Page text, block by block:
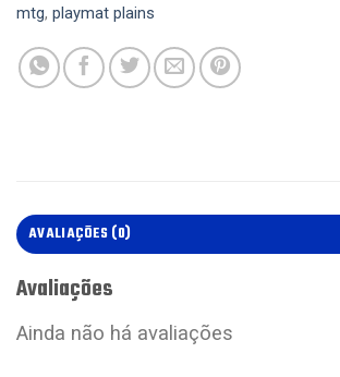
mtg, playmat plains
AVALIAÇÕES (0)
Avaliações
Ainda não há avaliações